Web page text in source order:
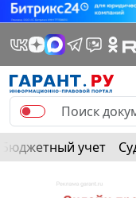
Бюджетный учет